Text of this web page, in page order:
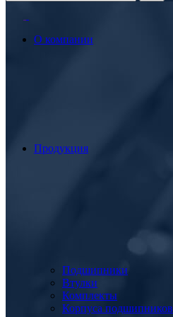
О компании
Продукция
Подшипники
Втулки
Комплекты
Корпуса подшипников